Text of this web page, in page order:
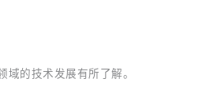
的技术发展有所了解。